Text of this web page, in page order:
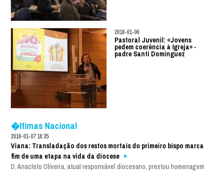
2018-01-06
Pastoral Juvenil: «Jovens
pedem coerência à Igreja» -
padre Santi Dominguez
�ltimas Nacional
2018-01-07 16:35
Viana: Transladação dos restos mortais do primeiro bispo marca
fim de uma etapa na vida da diocese
D. Anacleto Oliveira, atual responsável diocesano, prestou homenagem